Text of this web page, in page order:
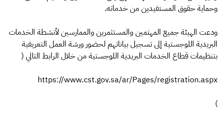
وحماية حقوق المستفيدين من خدماته.
ودعت الهيئة جميع المهتمين والمستثمرين والممارسين لأنشطة الخدمات
البريدية اللوجستية إلى تسجيل بياناتهم لحضور ورشة العمل التعريفية
بتنظيمات قطاع الخدمات البريدية اللوجستية من خلال الرابط التالي (
https://www.cst.gov.sa/ar/Pages/registration.aspx
)